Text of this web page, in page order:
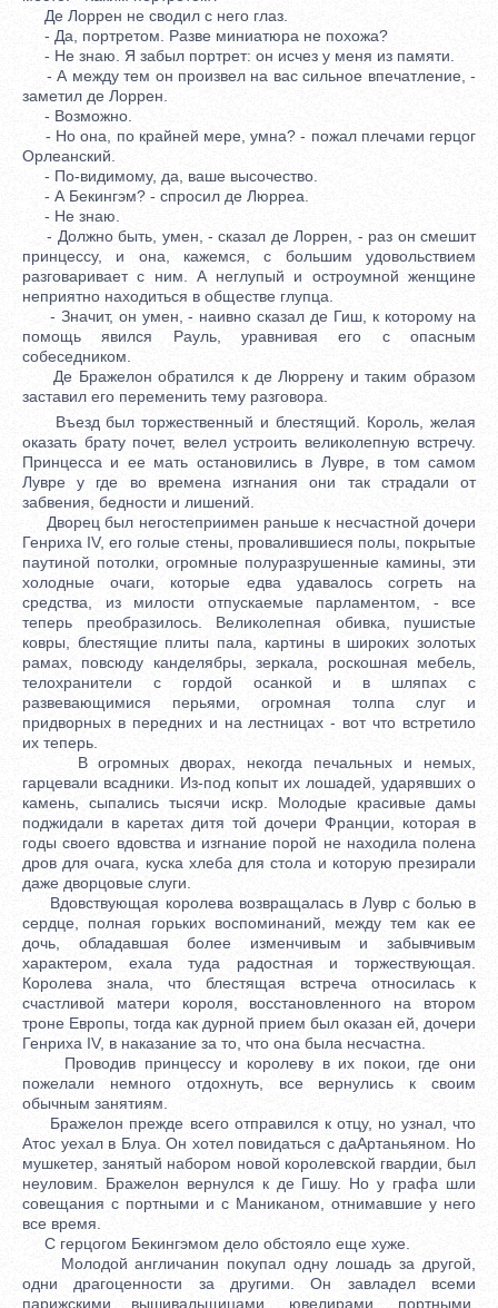
Де Лоррен не сводил с него глаз.
- Да, портретом. Разве миниатюра не похожа?
- Не знаю. Я забыл портрет: он исчез у меня из памяти.
- А между тем он произвел на вас сильное впечатление, -
заметил де Лоррен.
- Возможно.
- Но она, по крайней мере, умна? - пожал плечами герцог
Орлеанский.
- По-видимому, да, ваше высочество.
- А Бекингэм? - спросил де Люрреа.
- Не знаю.
- Должно быть, умен, - сказал де Лоррен, - раз он смешит
принцессу, и она, кажемся, с большим удовольствием
разговаривает с ним. А неглупый и остроумной женщине
неприятно находиться в обществе глупца.
- Значит, он умен, - наивно сказал де Гиш, к которому на
помощь явился Рауль, уравнивая его с опасным
собеседником.
Де Бражелон обратился к де Люррену и таким образом
заставил его переменить тему разговора.
Въезд был торжественный и блестящий. Король, желая
оказать брату почет, велел устроить великолепную встречу.
Принцесса и ее мать остановились в Лувре, в том самом
Лувре у где во времена изгнания они так страдали от
забвения, бедности и лишений.
Дворец был негостеприимен раньше к несчастной дочери
Генриха IV, его голые стены, провалившиеся полы, покрытые
паутиной потолки, огромные полуразрушенные камины, эти
холодные очаги, которые едва удавалось согреть на
средства, из милости отпускаемые парламентом, - все
теперь преобразилось. Великолепная обивка, пушистые
ковры, блестящие плиты пала, картины в широких золотых
рамах, повсюду канделябры, зеркала, роскошная мебель,
телохранители с гордой осанкой и в шляпах с
развевающимися перьями, огромная толпа слуг и
придворных в передних и на лестницах - вот что встретило
их теперь.
В огромных дворах, некогда печальных и немых,
гарцевали всадники. Из-под копыт их лошадей, ударявших о
камень, сыпались тысячи искр. Молодые красивые дамы
поджидали в каретах дитя той дочери Франции, которая в
годы своего вдовства и изгнание порой не находила полена
дров для очага, куска хлеба для стола и которую презирали
даже дворцовые слуги.
Вдовствующая королева возвращалась в Лувр с болью в
сердце, полная горьких воспоминаний, между тем как ее
дочь, обладавшая более изменчивым и забывчивым
характером, ехала туда радостная и торжествующая.
Королева знала, что блестящая встреча относилась к
счастливой матери короля, восстановленного на втором
троне Европы, тогда как дурной прием был оказан ей, дочери
Генриха IV, в наказание за то, что она была несчастна.
Проводив принцессу и королеву в их покои, где они
пожелали немного отдохнуть, все вернулись к своим
обычным занятиям.
Бражелон прежде всего отправился к отцу, но узнал, что
Атос уехал в Блуа. Он хотел повидаться с даАртаньяном. Но
мушкетер, занятый набором новой королевской гвардии, был
неуловим. Бражелон вернулся к де Гишу. Но у графа шли
совещания с портными и с Маниканом, отнимавшие у него
все время.
С герцогом Бекингэмом дело обстояло еще хуже.
Молодой англичанин покупал одну лошадь за другой,
одни драгоценности за другими. Он завладел всеми
парижскими вышивальщицами, ювелирами, портными.